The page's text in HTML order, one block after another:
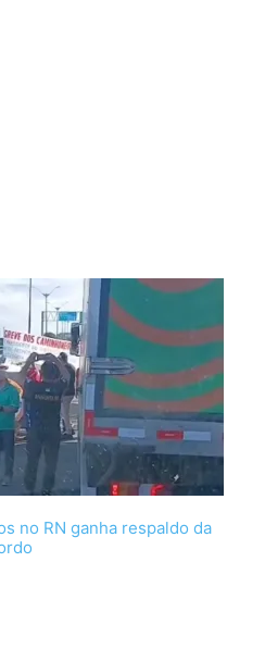
no RN ganha respaldo da